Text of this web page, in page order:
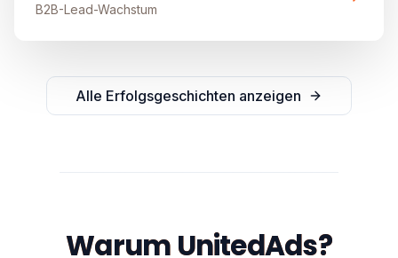
B2B-Lead-Wachstum
Alle Erfolgsgeschichten anzeigen
Warum UnitedAds?